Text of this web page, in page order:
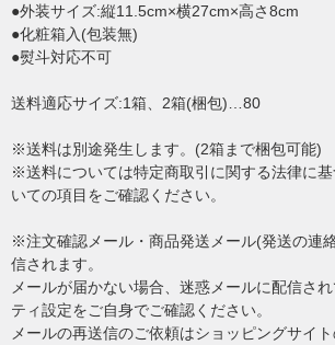
●外装サイズ:縦11.5cm×横27cm×高さ8cm
●化粧箱入(包装無)
●熨斗対応不可
送料適応サイズ:1箱、2箱(梱包)…80
※送料は別途発生します。(2箱まで梱包可能)
※送料については特定商取引に関する法律に
いての項目をご確認ください。
※注文確認メール・商品発送メール(発送の連
信されます。
メールが届かない場合、迷惑メールに配信さ
ティ設定をご自身でご確認ください。
メールの再送信のご依頼はショッピングサイ